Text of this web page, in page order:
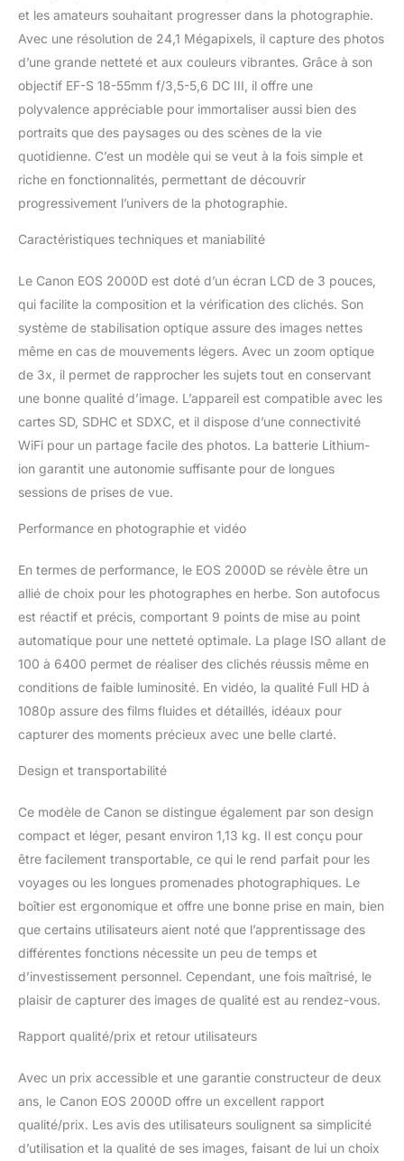
filtres créatifs. Visez et
le sujet â€“ la
reconnaissance
automatique des motifs
garantit des résultats de
qualité supérieure
spontanés â€“ dans des
vidéos Full HD créatives
ou des clichés vidéo des
journée Enregistrez en
la mise au point
viseur optique, à la prise
de vue en rafale jusqu'à
3 images par seconde et
au processeur d'image
DIGIC 4, vous pouvez
facilement capturer
l'instant et regarder le
résultat directement sur
l'écran LCD de 7,5 cm ou
boîtier noir EOS 2000D ;
couvercle de boîtier
d'appareil photo R-F-3 ;
sangle EW-400D ;
batterie LP-E10 ;
chargeur de batterie LC-
pour chargeur de batterie
; cache objectif ;
bouchon d'objectif ;
contient pas de
et les amateurs souhaitant progresser dans la photographie.
Avec une résolution de 24,1 Mégapixels, il capture des photos
d’une grande netteté et aux couleurs vibrantes. Grâce à son
objectif EF-S 18-55mm f/3,5-5,6 DC III, il offre une
polyvalence appréciable pour immortaliser aussi bien des
portraits que des paysages ou des scènes de la vie
quotidienne. C’est un modèle qui se veut à la fois simple et
riche en fonctionnalités, permettant de découvrir
progressivement l’univers de la photographie.
Caractéristiques techniques et maniabilité
Le Canon EOS 2000D est doté d’un écran LCD de 3 pouces,
qui facilite la composition et la vérification des clichés. Son
système de stabilisation optique assure des images nettes
même en cas de mouvements légers. Avec un zoom optique
de 3x, il permet de rapprocher les sujets tout en conservant
une bonne qualité d’image. L’appareil est compatible avec les
cartes SD, SDHC et SDXC, et il dispose d’une connectivité
WiFi pour un partage facile des photos. La batterie Lithium-
ion garantit une autonomie suffisante pour de longues
sessions de prises de vue.
Performance en photographie et vidéo
En termes de performance, le EOS 2000D se révèle être un
allié de choix pour les photographes en herbe. Son autofocus
est réactif et précis, comportant 9 points de mise au point
automatique pour une netteté optimale. La plage ISO allant de
100 à 6400 permet de réaliser des clichés réussis même en
conditions de faible luminosité. En vidéo, la qualité Full HD à
1080p assure des films fluides et détaillés, idéaux pour
capturer des moments précieux avec une belle clarté.
Design et transportabilité
Ce modèle de Canon se distingue également par son design
compact et léger, pesant environ 1,13 kg. Il est conçu pour
être facilement transportable, ce qui le rend parfait pour les
voyages ou les longues promenades photographiques. Le
boîtier est ergonomique et offre une bonne prise en main, bien
que certains utilisateurs aient noté que l’apprentissage des
différentes fonctions nécessite un peu de temps et
d’investissement personnel. Cependant, une fois maîtrisé, le
plaisir de capturer des images de qualité est au rendez-vous.
Rapport qualité/prix et retour utilisateurs
Avec un prix accessible et une garantie constructeur de deux
ans, le Canon EOS 2000D offre un excellent rapport
qualité/prix. Les avis des utilisateurs soulignent sa simplicité
d’utilisation et la qualité de ses images, faisant de lui un choix